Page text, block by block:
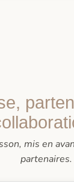
mis en
partenaires.